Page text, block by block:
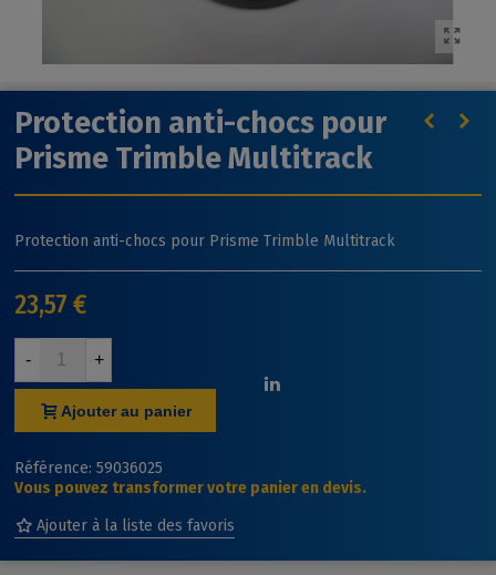
Protection anti-chocs pour
Prisme Trimble Multitrack
Protection anti-chocs pour Prisme Trimble Multitrack
23,57 €
- +
Ajouter au panier
Référence: 59036025
Vous pouvez transformer votre panier en devis.
Ajouter à la liste des favoris